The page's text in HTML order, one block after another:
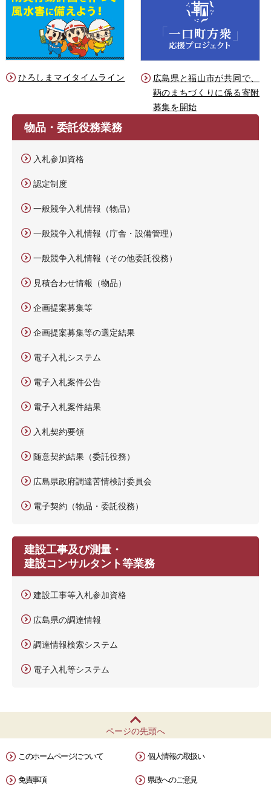
ひろしまマイタイムライン
広島県と福山市が共同で、
鞆のまちづくりに係る寄附
募集を開始
物品・委託役務業務
入札参加資格
認定制度
一般競争入札情報（物品）
一般競争入札情報（庁舎・設備管理）
一般競争入札情報（その他委託役務）
見積合わせ情報（物品）
企画提案募集等
企画提案募集等の選定結果
電子入札システム
電子入札案件公告
電子入札案件結果
入札契約要領
随意契約結果（委託役務）
広島県政府調達苦情検討委員会
電子契約（物品・委託役務）
建設工事及び測量・
建設コンサルタント等業務
建設工事等入札参加資格
広島県の調達情報
調達情報検索システム
電子入札等システム
ページの先頭へ
このホームページについて 個人情報の取扱い
免責事項 県政へのご意見